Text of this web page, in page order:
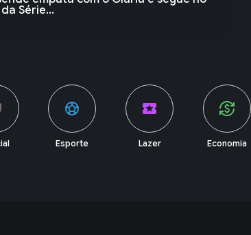
Série...
sports_soccer
Esporte
local_activity
Lazer
currency_exchange
Economia